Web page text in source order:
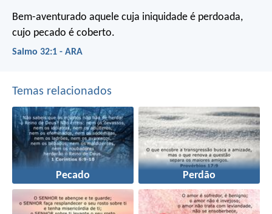
Bem-aventurado aquele cuja iniquidade é perdoada,
cujo pecado é coberto.
Salmo 32:1 - ARA
Temas relacionados
Pecado Perdão